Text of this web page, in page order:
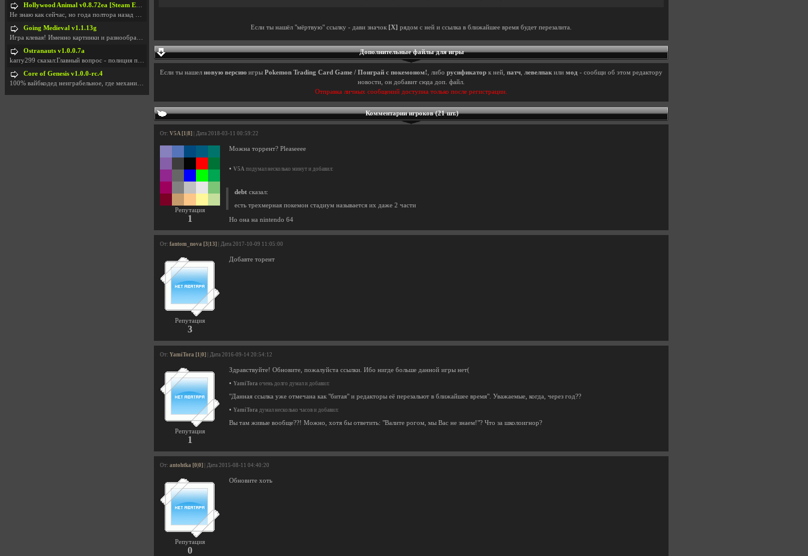
Если ты нашёл "мёртвую" ссылку - дави значок [X] рядом с ней и ссылка в ближайшее время будет перезалита.
Дополнительные файлы для игры
Если ты нашел новую версию игры Pokemon Trading Card Game / Поиграй с покемоном! , либо русификатор к ней, патч левелпак или мод - сообщи об этом редактору
новости, он добавит сюда доп. файл.
Отправка личных сообщений доступна только после регистрации.
Комментарии игроков (21 шт.)
От: V5A [1|8] | Дата 2018-03-11 00:59:22
Репутация
1
Можна торрент? Pleaseeee
• V5A подумал несколько минут и добавил:
debt сказал:
есть трехмерная покемон стадиум называется их даже 2 части
Но она на nintendo 64
От: fantom_nova [3|13] | Дата 2017-10-09 11:05:00
Репутация
3
Добавте торент
От: YamiTora [1|0] | Дата 2016-09-14 20:54:12
Репутация
1
Здравствуйте! Обновите, пожалуйста ссылки. Ибо нигде больше данной игры нет(
• YamiTora очень долго думал и добавил:
"Данная ссылка уже отмечана как "битая" и редакторы её перезальют в ближайшее время". Уважаемые, когда, через год??
• YamiTora думал несколько часов и добавил:
Вы там живые вообще??! Можно, хотя бы ответить: "Валите рогом, мы Вас не знаем!"? Что за школоигнор?
От: antohtka [0|0] | Дата 2015-08-11 04:40:20
Репутация
0
Обновите хоть
Hollywood Animal v0.8.72ea [Steam Early Access]
Не знаю как сейчас, но года полтора назад игра был
Going Medieval v1.1.13g
Игра клевая! Именно картинки и разнообразия в стро
Ostranauts v1.0.0.7a
karry299 сказал:Главный вопрос - полиция по-прежне
Core of Genesis v1.0.0-rc.4
100% вайбкодед неиграбельное, где механики знает т